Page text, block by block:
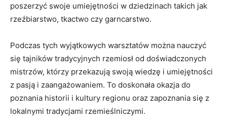
poszerzyć‌ swoje umiejętności w ‍dziedzinach takich ⁣jak
rzeźbiarstwo, tkactwo czy garncarstwo.
Podczas tych wyjątkowych​ warsztatów ⁣można nauczyć
się tajników tradycyjnych ‌rzemiosł od doświadczonych
mistrzów, którzy przekazują ⁢swoją wiedzę i umiejętności
z⁣ pasją ⁢i zaangażowaniem. ‌To doskonała okazja do
‍poznania historii i ⁢kultury regionu oraz zapoznania⁢ się‌ z
lokalnymi tradycjami rzemieślniczymi.